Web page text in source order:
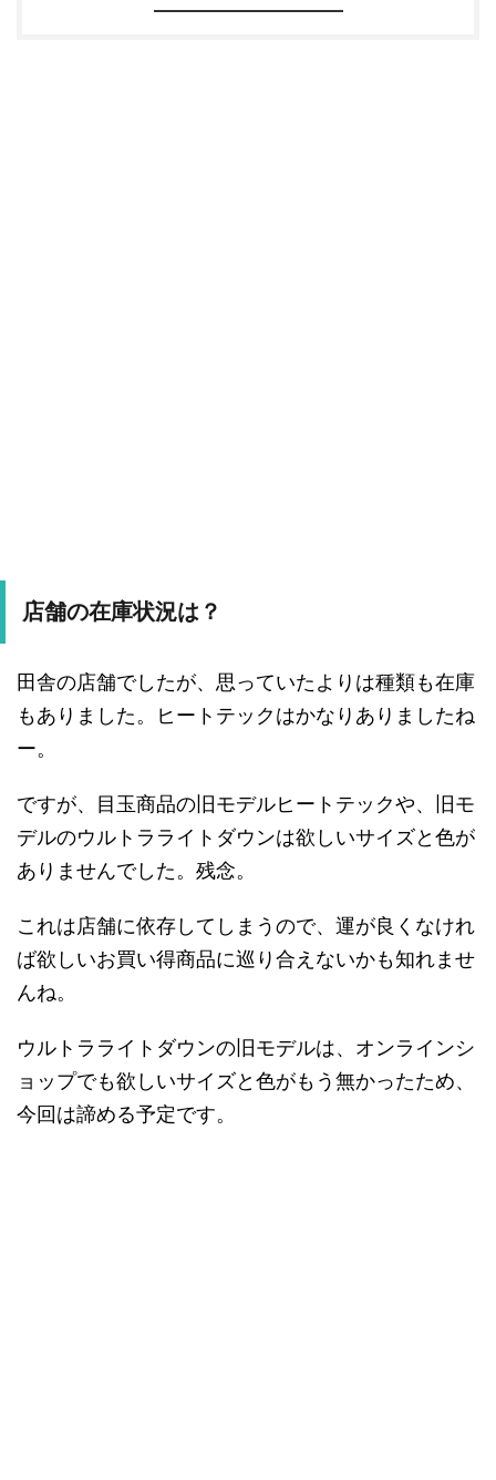
店舗の在庫状況は？
田舎の店舗でしたが、思っていたよりは種類も在庫
もありました。ヒートテックはかなりありましたね
ー。
ですが、目玉商品の旧モデルヒートテックや、旧モ
デルのウルトラライトダウンは欲しいサイズと色が
ありませんでした。残念。
これは店舗に依存してしまうので、運が良くなけれ
ば欲しいお買い得商品に巡り合えないかも知れませ
んね。
ウルトラライトダウンの旧モデルは、オンラインシ
ョップでも欲しいサイズと色がもう無かったため、
今回は諦める予定です。